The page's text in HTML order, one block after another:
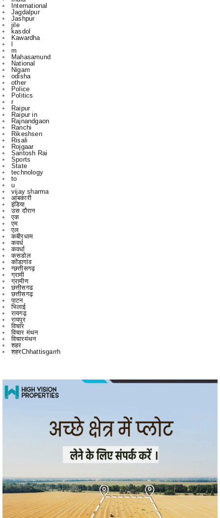
International
Jagdalpur
Jashpur
jile
kasdol
Kawardha
m
Mahasamund
National
Nigam
odisha
other
Police
Politics
r
Raipur
Raipur in
Rajnandgaon
Ranchi
Rikeshsen
Risali
Rojgaar
Santosh Rai
Sports
State
technology
to
u
vijay sharma
आबकारी
इंडिया
उस दौरान
एक
एम
एल
कबीरधाम
कवर्ध
कवर्धा
कसडोल
कोंडागांव
ग्छत्तीसगढ़
ग्रामी
ग्रामीण
छत्तीसगढ
छत्तीसगढ़
पाटन
भिलाई
रायगढ़
रायपुर
विचार
विचार मंथन
विचारमंथन
शहर
शहरChhattisgarrh